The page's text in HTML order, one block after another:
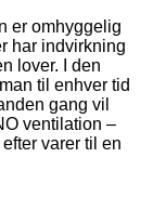
er omhyggelig
har indvirkning
lover. I den
til enhver tid
gang vil
ventilation –
varer til en